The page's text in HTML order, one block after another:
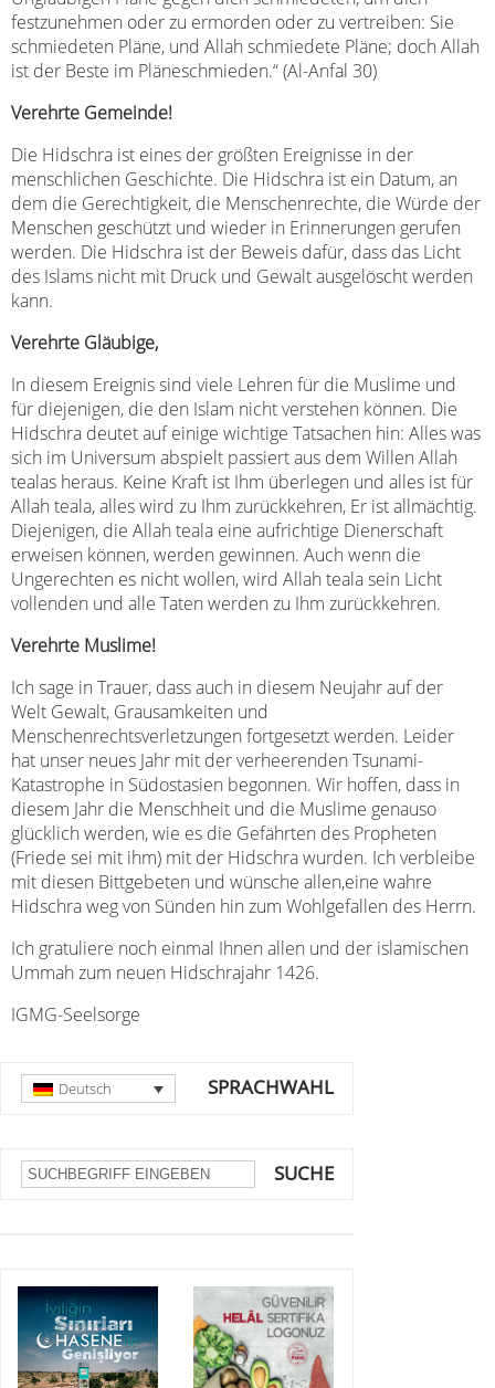
festzunehmen oder zu ermorden oder zu vertreiben: Sie
schmiedeten Pläne, und Allah schmiedete Pläne; doch Allah
ist der Beste im Pläneschmieden.“ (Al-Anfal 30)
Verehrte Gemeinde!
Die Hidschra ist eines der größten Ereignisse in der
menschlichen Geschichte. Die Hidschra ist ein Datum, an
dem die Gerechtigkeit, die Menschenrechte, die Würde der
Menschen geschützt und wieder in Erinnerungen gerufen
werden. Die Hidschra ist der Beweis dafür, dass das Licht
des Islams nicht mit Druck und Gewalt ausgelöscht werden
kann.
Verehrte Gläubige,
In diesem Ereignis sind viele Lehren für die Muslime und
für diejenigen, die den Islam nicht verstehen können. Die
Hidschra deutet auf einige wichtige Tatsachen hin: Alles was
sich im Universum abspielt passiert aus dem Willen Allah
tealas heraus. Keine Kraft ist Ihm überlegen und alles ist für
Allah teala, alles wird zu Ihm zurückkehren, Er ist allmächtig.
Diejenigen, die Allah teala eine aufrichtige Dienerschaft
erweisen können, werden gewinnen. Auch wenn die
Ungerechten es nicht wollen, wird Allah teala sein Licht
vollenden und alle Taten werden zu Ihm zurückkehren.
Verehrte Muslime!
Ich sage in Trauer, dass auch in diesem Neujahr auf der
Welt Gewalt, Grausamkeiten und
Menschenrechtsverletzungen fortgesetzt werden. Leider
hat unser neues Jahr mit der verheerenden Tsunami-
Katastrophe in Südostasien begonnen. Wir hoffen, dass in
diesem Jahr die Menschheit und die Muslime genauso
glücklich werden, wie es die Gefährten des Propheten
(Friede sei mit ihm) mit der Hidschra wurden. Ich verbleibe
mit diesen Bittgebeten und wünsche allen,eine wahre
Hidschra weg von Sünden hin zum Wohlgefallen des Herrn.
Ich gratuliere noch einmal Ihnen allen und der islamischen
Ummah zum neuen Hidschrajahr 1426.
IGMG-Seelsorge
SPRACHWAHL
Deutsch
SUCHE